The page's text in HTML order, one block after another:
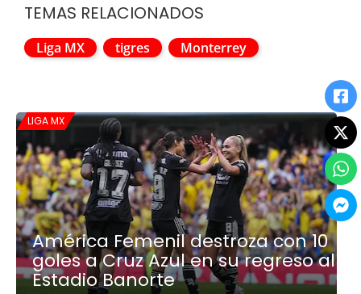
TEMAS RELACIONADOS
Liga MX tigres Monterrey
LIGA MX
América Femenil destroza con 10
goles a Cruz Azul en su regreso al
Estadio Banorte